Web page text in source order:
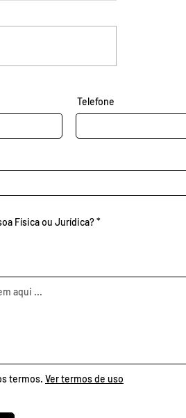
Telefone
Física ou Jurídica?*
termos. Ver termos de uso